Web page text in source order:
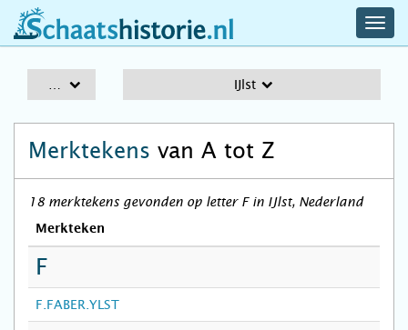
schaatshistorie.nl
IJlst
Merktekens van A tot Z
18 merktekens gevonden op letter F in IJlst, Nederland
Merkteken
F
F.FABER.YLST